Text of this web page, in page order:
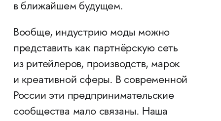
в ближайшем будущем.
Вообще, индустрию моды можно
представить как партнёрскую сеть
из ритейлеров, производств, марок
и креативной сферы. В современной
России эти предпринимательские
сообщества мало связаны. Наша